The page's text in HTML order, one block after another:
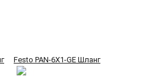
Festo PAN-6X1-GE Шланг